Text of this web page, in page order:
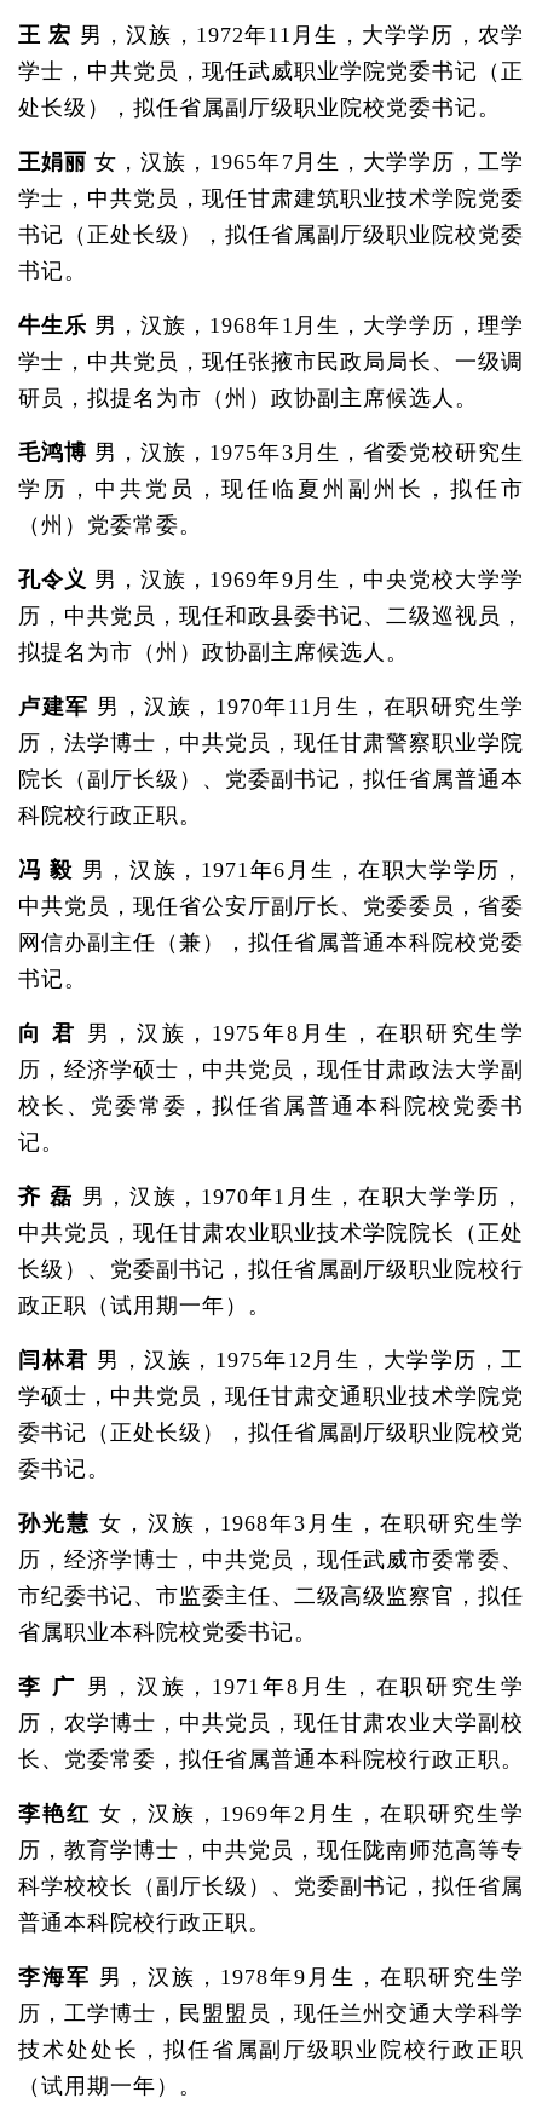
王 宏 男，汉族，1972年11月生，大学学历，农学
学士，中共党员，现任武威职业学院党委书记（正
处长级），拟任省属副厅级职业院校党委书记。
王娟丽 女，汉族，1965年7月生，大学学历，工学
学士，中共党员，现任甘肃建筑职业技术学院党委
书记（正处长级），拟任省属副厅级职业院校党委
书记。
牛生乐 男，汉族，1968年1月生，大学学历，理学
学士，中共党员，现任张掖市民政局局长、一级调
研员，拟提名为市（州）政协副主席候选人。
毛鸿博 男，汉族，1975年3月生，省委党校研究生
学历，中共党员，现任临夏州副州长，拟任市
（州）党委常委。
孔令义 男，汉族，1969年9月生，中央党校大学学
历，中共党员，现任和政县委书记、二级巡视员，
拟提名为市（州）政协副主席候选人。
卢建军 男，汉族，1970年11月生，在职研究生学
历，法学博士，中共党员，现任甘肃警察职业学院
院长（副厅长级）、党委副书记，拟任省属普通本
科院校行政正职。
冯 毅 男，汉族，1971年6月生，在职大学学历，
中共党员，现任省公安厅副厅长、党委委员，省委
网信办副主任（兼），拟任省属普通本科院校党委
书记。
向 君 男，汉族，1975年8月生，在职研究生学
历，经济学硕士，中共党员，现任甘肃政法大学副
校长、党委常委，拟任省属普通本科院校党委书
记。
齐 磊 男，汉族，1970年1月生，在职大学学历，
中共党员，现任甘肃农业职业技术学院院长（正处
长级）、党委副书记，拟任省属副厅级职业院校行
政正职（试用期一年）。
闫林君 男，汉族，1975年12月生，大学学历，工
学硕士，中共党员，现任甘肃交通职业技术学院党
委书记（正处长级），拟任省属副厅级职业院校党
委书记。
孙光慧 女，汉族，1968年3月生，在职研究生学
历，经济学博士，中共党员，现任武威市委常委、
市纪委书记、市监委主任、二级高级监察官，拟任
省属职业本科院校党委书记。
李 广 男，汉族，1971年8月生，在职研究生学
历，农学博士，中共党员，现任甘肃农业大学副校
长、党委常委，拟任省属普通本科院校行政正职。
李艳红 女，汉族，1969年2月生，在职研究生学
历，教育学博士，中共党员，现任陇南师范高等专
科学校校长（副厅长级）、党委副书记，拟任省属
普通本科院校行政正职。
李海军 男，汉族，1978年9月生，在职研究生学
历，工学博士，民盟盟员，现任兰州交通大学科学
技术处处长，拟任省属副厅级职业院校行政正职
（试用期一年）。